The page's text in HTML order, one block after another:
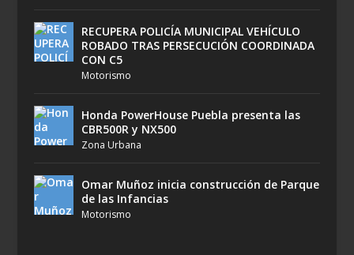
RECUPERA POLICÍA MUNICIPAL VEHÍCULO
ROBADO TRAS PERSECUCIÓN COORDINADA
CON C5
Motorismo
Honda PowerHouse Puebla presenta las
CBR500R y NX500
Zona Urbana
Omar Muñoz inicia construcción de Parque
de las Infancias
Motorismo